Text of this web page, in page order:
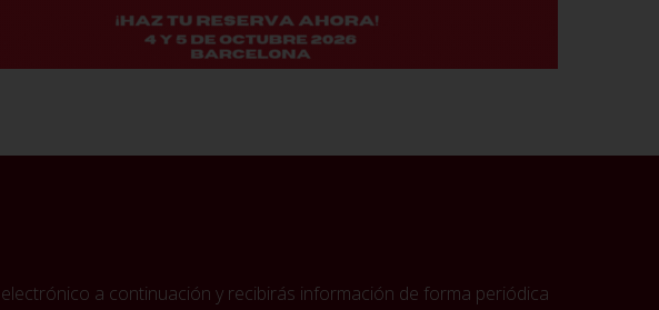
a continuación y recibirás información de forma periódica